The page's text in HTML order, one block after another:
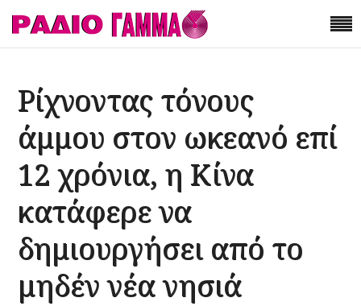
Ρίχνοντας τόνους
άμμου στον ωκεανό επί
12 χρόνια, η Κίνα
κατάφερε να
δημιουργήσει από το
μηδέν νέα νησιά